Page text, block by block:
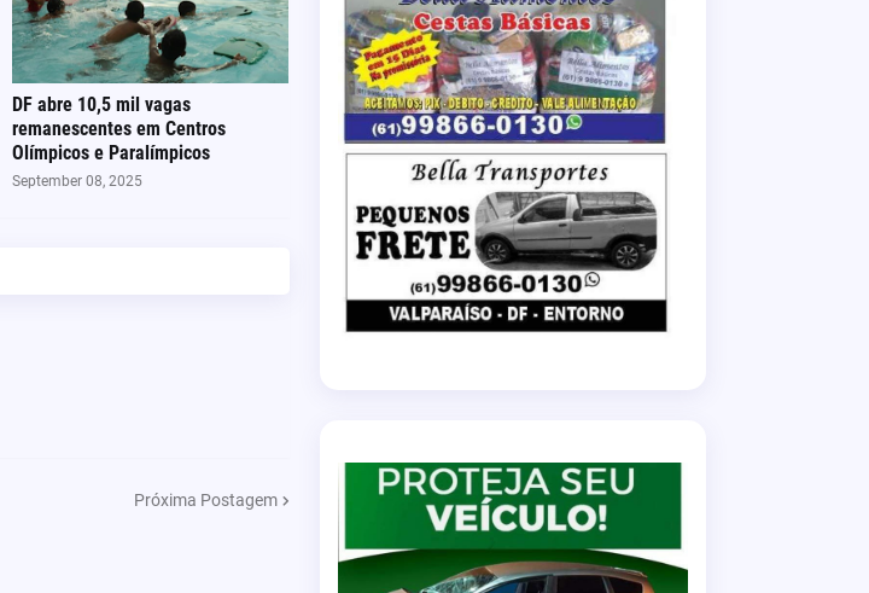
DF abre 10,5 mil vagas
remanescentes em Centros
Olímpicos e Paralímpicos
September 08, 2025
Próxima Postagem